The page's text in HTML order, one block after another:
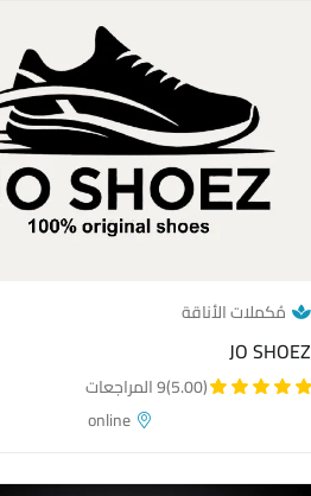
مُكملات الأناقة— category link
JO SHOEZ
(5.00)
9 المراجعات
online